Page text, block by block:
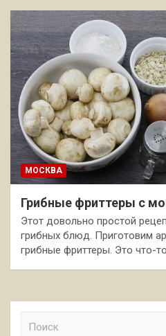
МОСКВА
Грибные фриттеры с
Этот довольно простой
грибных блюд. Приготовим
грибные фриттеры. Это что-